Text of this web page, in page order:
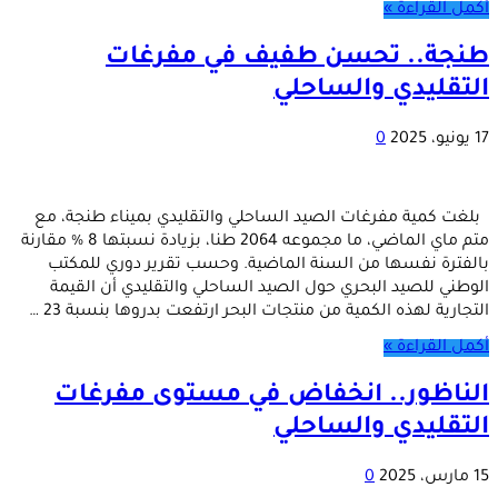
أكمل القراءة »
طنجة.. تحسن طفيف في مفرغات
التقليدي والساحلي
17 يونيو، 2025 0
بلغت كمية مفرغات الصيد الساحلي والتقليدي بميناء طنجة، مع
متم ماي الماضي، ما مجموعه 2064 طنا، بزيادة نسبتها 8 % مقارنة
بالفترة نفسها من السنة الماضية. وحسب تقرير دوري للمكتب
الوطني للصيد البحري حول الصيد الساحلي والتقليدي أن القيمة
التجارية لهذه الكمية من منتجات البحر ارتفعت بدروها بنسبة 23 …
أكمل القراءة »
الناظور.. انخفاض في مستوى مفرغات
التقليدي والساحلي
15 مارس، 2025 0